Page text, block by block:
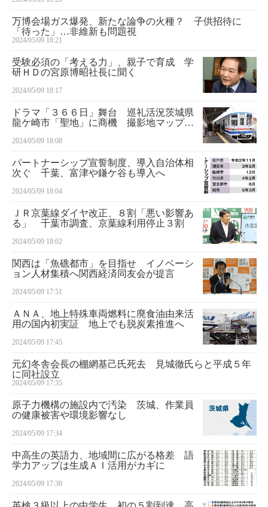
万博会場ガス爆発、新たな論争の火種？ 子供招待に
「待った」…非維新も問題視
2024/05/09 18:21
受験必須の「考える力」、親子で育成 学
研ＨＤの宮原博昭社長に聞く
2024/05/09 18:17
ドラマ「３６６日」舞台 巡礼活況茨城県
龍ケ崎市「聖地」に商機 撮影地マップな
2024/05/09 18:08
パートナーシップ宣誓制度、導入自治体相
次ぐ 千葉、富津や鎌ケ谷も導入へ
2024/05/09 18:04
ＪＲ京葉線ダイヤ改正、８割「悪い影響あ
る」 千葉市調査、京葉線利用停止３割
2024/05/09 18:02
関西は「魚礁都市」を目指せ イノベーシ
ョン人材集積へ関西経済同友会が提言
2024/05/09 17:51
ＡＮＡ、地上特殊車両燃料に廃食油由来活
用の国内初実証 地上でも脱炭素推進へ
2024/05/09 17:45
元幻冬舎会長の棚網基己氏死去 見城徹氏らと平成５年
に同社設立
2024/05/09 17:35
原子力機構の施設内で汚染 茨城、作業員
の健康被害や環境影響なし
2024/05/09 17:34
中高生の英語力、地域間に広がる格差 語
学力アップは生成ＡＩ活用がカギに
2024/05/09 17:30